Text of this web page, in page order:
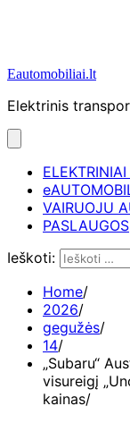
Eautomobiliai.lt
Elektrinis
VAIRUOJU
PASLAUGOS
Ieškoti:
Home
2026
gegužės
14
„Subaru“
visureigį
kainas